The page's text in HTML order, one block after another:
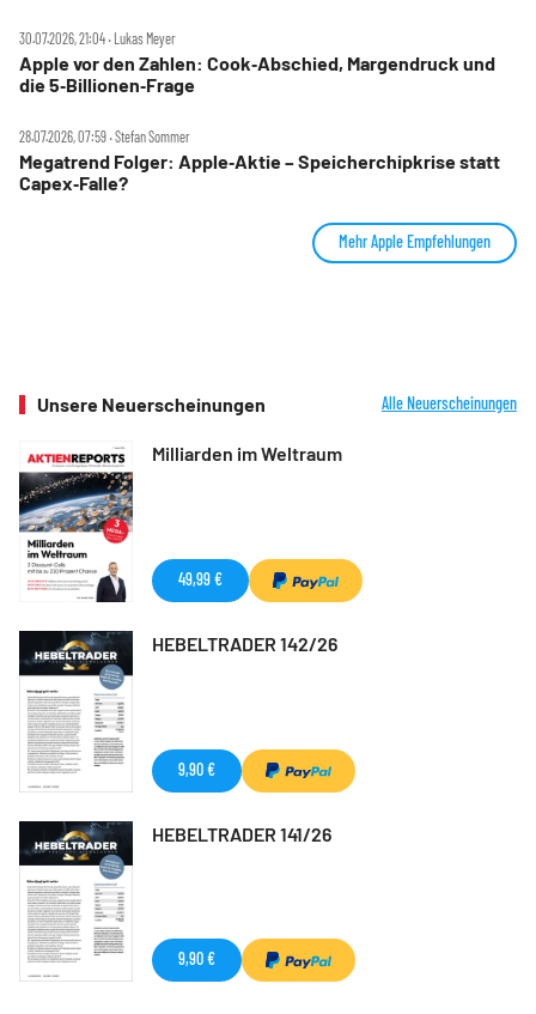
30.07.2026, 21:04 ‧ Lukas Meyer
Apple vor den Zahlen: Cook‑Abschied, Margendruck und
die 5‑Billionen‑Frage
28.07.2026, 07:59 ‧ Stefan Sommer
Megatrend Folger: Apple‑Aktie – Speicherchipkrise statt
Capex‑Falle?
Mehr Apple Empfehlungen
Unsere Neuerscheinungen Alle Neuerscheinungen
Milliarden im Weltraum
49,99 €
HEBELTRADER 142/26
9,90 €
HEBELTRADER 141/26
9,90 €